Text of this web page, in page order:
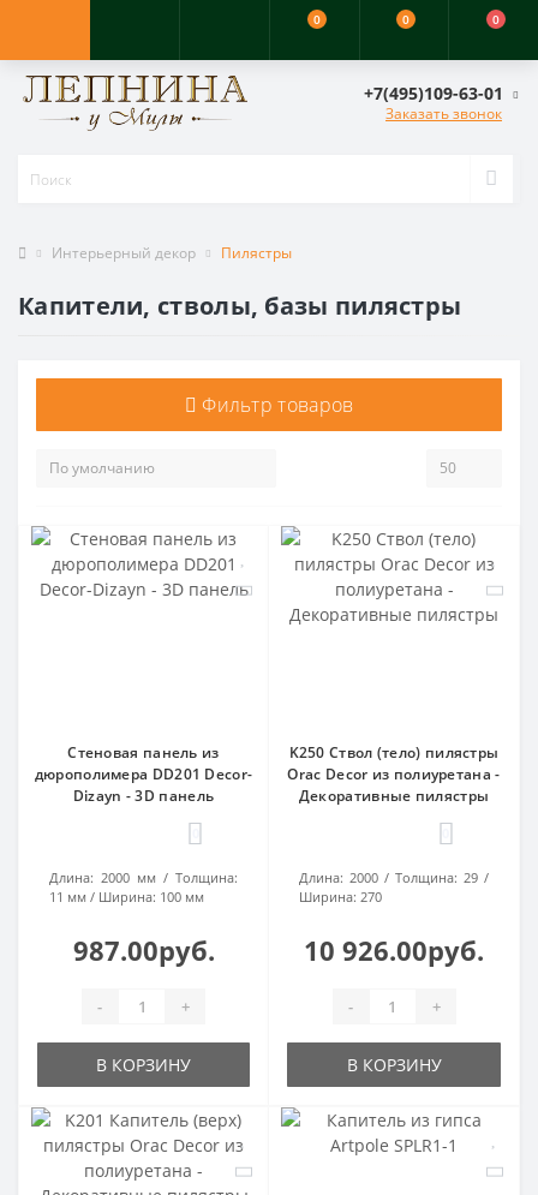
0 0 0
+7(495)109-63-01
Заказать звонок
Интерьерный декор Пилястры
Капители, стволы, базы пилястры
Фильтр товаров
Стеновая панель из
дюрополимера DD201 Decor-
Dizayn - 3D панель
Длина: 2000 мм
Толщина:
11 мм
Ширина: 100 мм
987.00руб.
- +
В КОРЗИНУ
K250 Ствол (тело) пилястры
Orac Decor из полиуретана -
Декоративные пилястры
Длина: 2000 Толщина: 29
Ширина: 270
10 926.00руб.
- +
В КОРЗИНУ